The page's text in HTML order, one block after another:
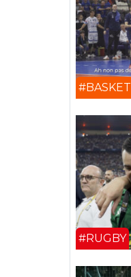
#BASKET
#RUGBY